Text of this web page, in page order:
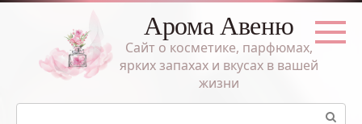
Перейти
Арома Авеню
Сайт о косметике, парфюмах,
ярких запахах и вкусах в вашей
жизни
Поиск: